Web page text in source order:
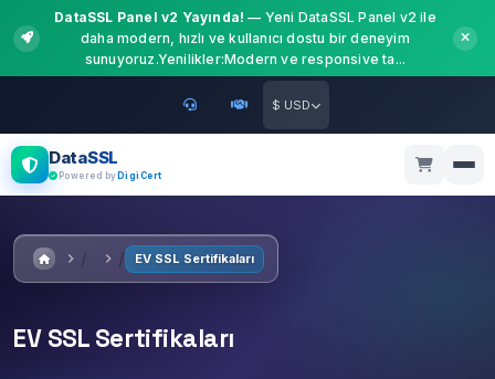
DataSSL Panel v2 Yayında! — Yeni DataSSL Panel v2 ile
daha modern, hızlı ve kullanıcı dostu bir deneyim
sunuyoruz.Yenilikler:Modern ve responsive ta...
$ USD
DataSSL
Powered by DigiCert
EV SSL Sertifikaları
EV SSL Sertifikaları